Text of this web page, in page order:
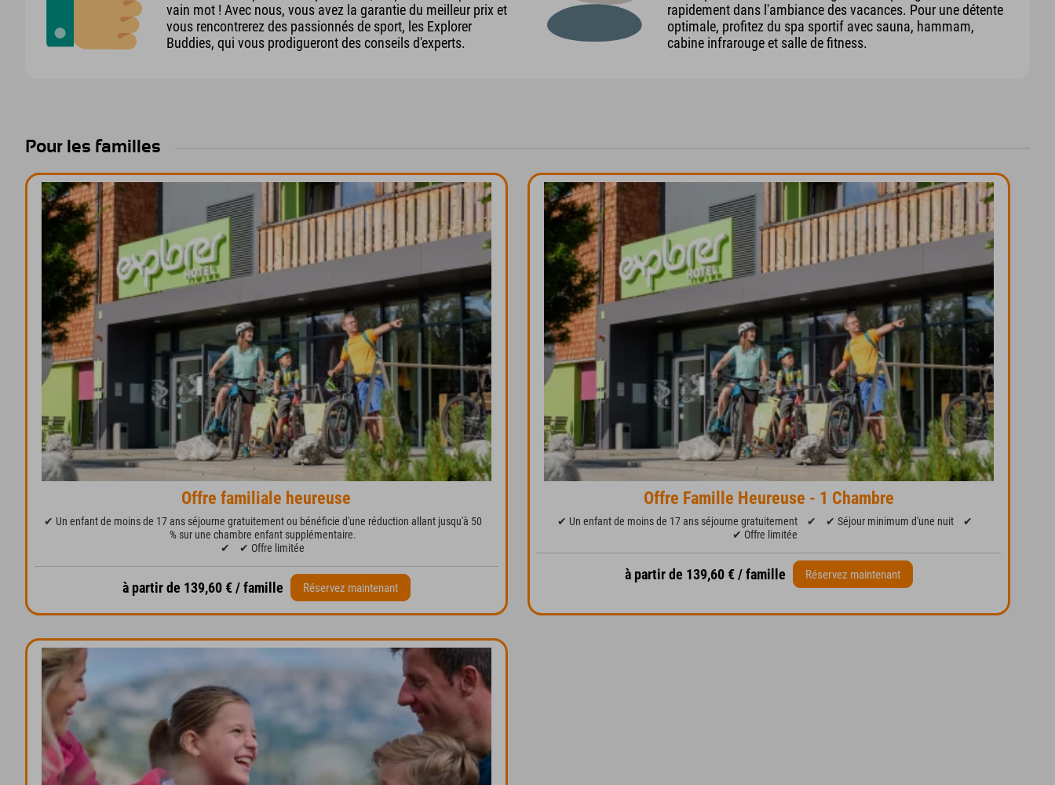
vain mot ! Avec nous, vous avez la garantie du meilleur prix et
vous rencontrerez des passionnés de sport, les Explorer
Buddies, qui vous prodigueront des conseils d'experts.
rapidement dans l'ambiance des vacances. Pour une détente
optimale, profitez du spa sportif avec sauna, hammam,
cabine infrarouge et salle de fitness.
Pour les familles
Offre familiale heureuse
✔ Un enfant de moins de 17 ans séjourne gratuitement ou bénéficie d'une réduction allant jusqu'à 50
% sur une chambre enfant supplémentaire.
✔
✔ Offre limitée
à partir de 139,60 € / famille Réservez maintenant
Offre Famille Heureuse - 1 Chambre
✔ Un enfant de moins de 17 ans séjourne gratuitement ✔ ✔ Séjour minimum d'une nuit
✔
✔ Offre limitée
à partir de 139,60 € / famille Réservez maintenant